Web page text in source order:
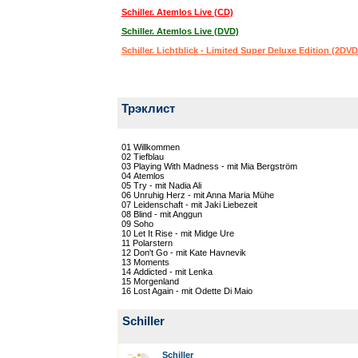
Schiller. Atemlos Live (CD)
Schiller. Atemlos Live (DVD)
Schiller. Lichtblick - Limited Super Deluxe Edition
Трэклист
01 Willkommen
02 Tiefblau
03 Playing With Madness - mit Mia Bergström
04 Atemlos
05 Try - mit Nadia Ali
06 Unruhig Herz - mit Anna Maria Mühe
07 Leidenschaft - mit Jaki Liebezeit
08 Blind - mit Anggun
09 Soho
10 Let It Rise - mit Midge Ure
11 Polarstern
12 Don't Go - mit Kate Havnevik
13 Moments
14 Addicted - mit Lenka
15 Morgenland
16 Lost Again - mit Odette Di Maio
Schiller
Schiller